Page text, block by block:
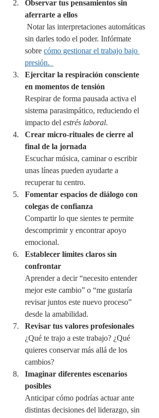
Observar tus pensamientos sin
aferrarte a ellos
sin darles todo el poder. Infórmate
sobre cómo gestionar el trabajo bajo
presión.
Ejercitar la respiración consciente
en momentos de tensión
Respirar de forma pausada activa el
sistema parasimpático, reduciendo el
impacto del estrés laboral.
Crear micro-rituales de cierre al
final de la jornada
Escuchar música, caminar o escribir
unas líneas pueden ayudarte a
recuperar tu centro.
Fomentar espacios de diálogo con
colegas de confianza
Compartir lo que sientes te permite
descomprimir y encontrar apoyo
emocional.
Establecer límites claros sin
confrontar
Aprender a decir “necesito entender
mejor este cambio” o “me gustaría
revisar juntos este nuevo proceso”
desde la amabilidad.
Revisar tus valores profesionales
¿Qué te trajo a este trabajo? ¿Qué
quieres conservar más allá de los
cambios?
Imaginar diferentes escenarios
posibles
Anticipar cómo podrías actuar ante
distintas decisiones del liderazgo, sin